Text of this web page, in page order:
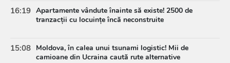
16:19 Apartamente vândute înainte să existe! 2500 de
tranzacții cu locuințe încă neconstruite
15:08 Moldova, în calea unui tsunami logistic! Mii de
camioane din Ucraina caută rute alternative